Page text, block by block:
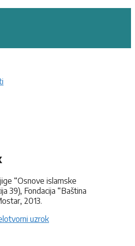
“Osnove islamske
39), Fondacija “Baština
2013.
uzrok